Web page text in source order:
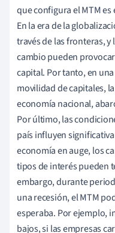
que configura el MTM
En la era de la
través de las fronteras,
cambio pueden
capital. Por tanto, en
movilidad de capitales,
economía nacional,
Por último, las
país influyen
economía en auge, los
tipos de interés pueden
embargo, durante
una recesión, el MTM
esperaba. Por ejemplo,
bajos, si las empresas